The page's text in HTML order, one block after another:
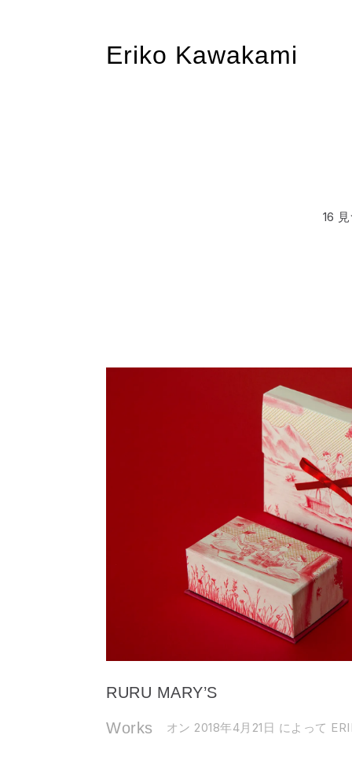
Eriko Kawakami
16
RURU MARY’S
Works オン 2018年4月21日 によって